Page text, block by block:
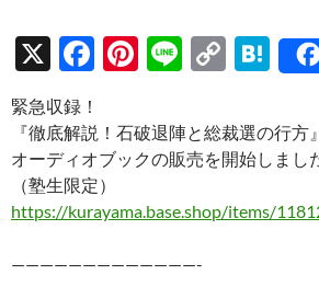
X
F
e
b
o
o
k
Pi
er
es
Li
e
C
p
y
n
H
e
n
緊急収録！
『徹底解説！石破退陣と総裁選の行方』
オーディオブックの販売を開始しまし
（塾生限定）
https://kurayama.base.shop/items/
—————————————-